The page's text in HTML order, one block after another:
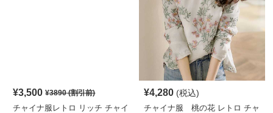
¥3,500 ¥3890(割引前)
チャイナ服レトロ リッチ チャイ
¥4,280 (税込)
チャイナ服 桃の花 レトロ チャ